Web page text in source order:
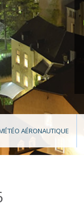
AÉRONAUTIQUE